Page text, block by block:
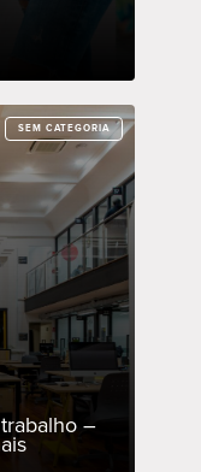
SEM CATEGORIA
–
SEM CATEGORIA